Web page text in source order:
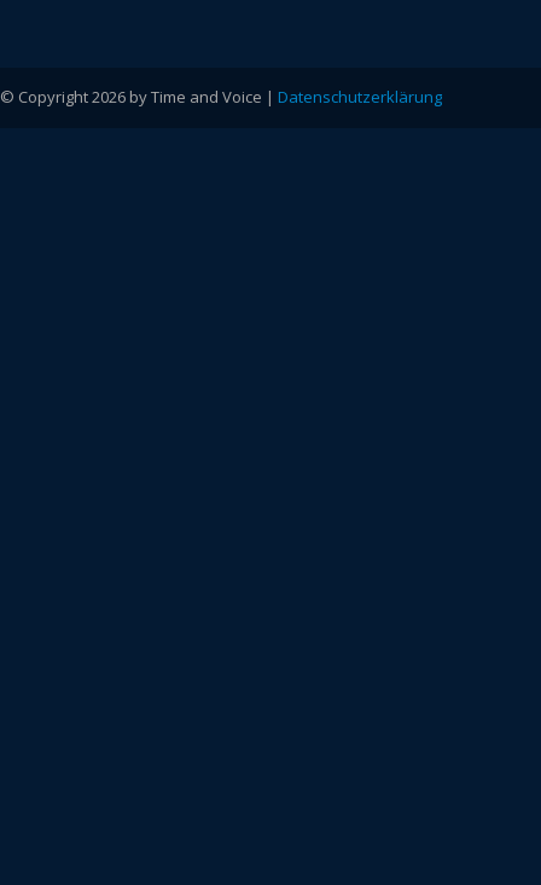
© Copyright 2026 by Time and Voice | Datenschutzerklärung